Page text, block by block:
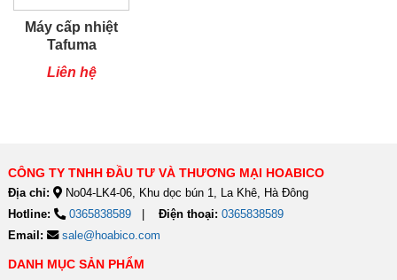
Máy cấp nhiệt
Tafuma
TSQ80RP
Liên hệ
CÔNG TY TNHH ĐẦU TƯ VÀ THƯƠNG MẠI HOABICO
Địa chỉ:
No04-LK4-06, Khu dọc bún 1, La Khê, Hà Đông
Hotline:
0365838589 Điện thoại: 0365838589
Email:
sale@hoabico.com
DANH MỤC SẢN PHẨM